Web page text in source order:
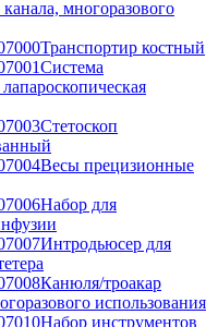
многоразового
Транспортир костный
Система
Стетоскоп
Весы прецизионные
Набор для
Интродьюсер для
Канюля/троакар
использования
Набор инструментов